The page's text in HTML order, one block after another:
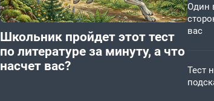
Школьник пройдет этот тест
по литературе за минуту, а что
насчет вас?
Один
вас
Тест